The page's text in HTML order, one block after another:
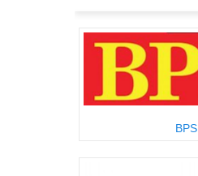
BPS